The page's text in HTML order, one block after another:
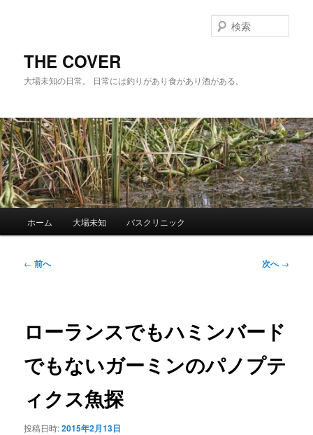
へ
移
動
THE COVER
大場未知の日常。 日常には釣りがあり食があり酒がある。
索
ホーム 大場未知 バスクリニック
投
ー
ョ
← 前へ 次へ→
ローランスでもハミンバード
でもないガーミンのパノプテ
ィクス魚探
投稿日時:2015年2月13日